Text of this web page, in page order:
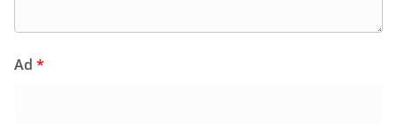
Ad *